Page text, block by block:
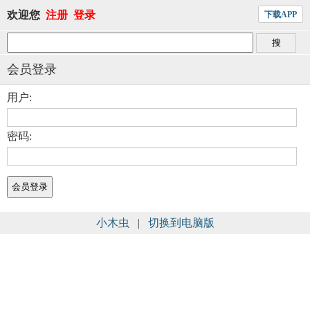
欢迎您 注册 登录 下载APP
会员登录
用户:
密码:
小木虫 | 切换到电脑版